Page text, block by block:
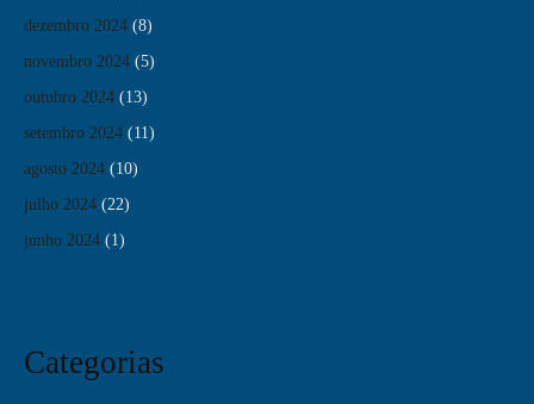
dezembro 2024 (8)
novembro 2024 (5)
outubro 2024 (13)
setembro 2024 (11)
agosto 2024 (10)
julho 2024 (22)
junho 2024 (1)
Categorias